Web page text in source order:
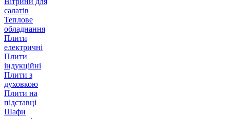
салатів
Теплове
обладнання
Плити
електричні
Плити
індукційні
Плити з
духовкою
Плити на
підставці
Шафи